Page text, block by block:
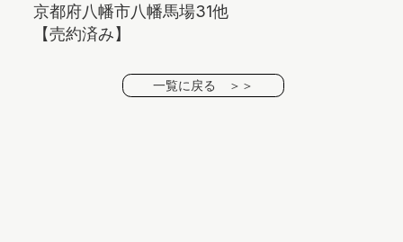
京都府八幡市八幡馬場31他
【売約済み】
一覧に戻る ＞＞